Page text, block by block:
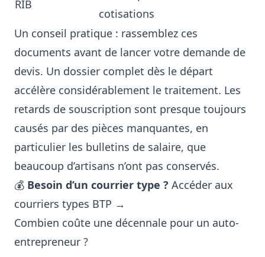
RIB
cotisations
Un conseil pratique : rassemblez ces
documents avant de lancer votre demande de
devis. Un dossier complet dès le départ
accélère considérablement le traitement. Les
retards de souscription sont presque toujours
causés par des pièces manquantes, en
particulier les bulletins de salaire, que
beaucoup d’artisans n’ont pas conservés.
💰 Besoin d’un courrier type ? Accéder aux
courriers types BTP →
Combien coûte une décennale pour un auto-
entrepreneur ?